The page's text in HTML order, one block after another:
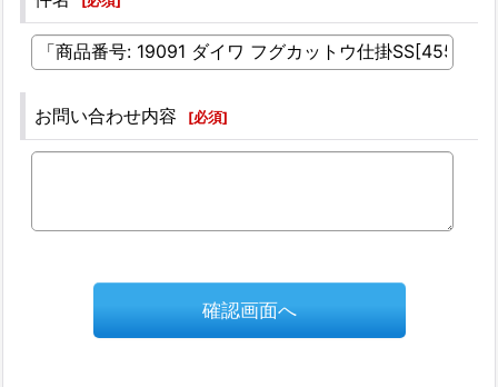
お問い合わせ内容 [必須]
確認画面へ